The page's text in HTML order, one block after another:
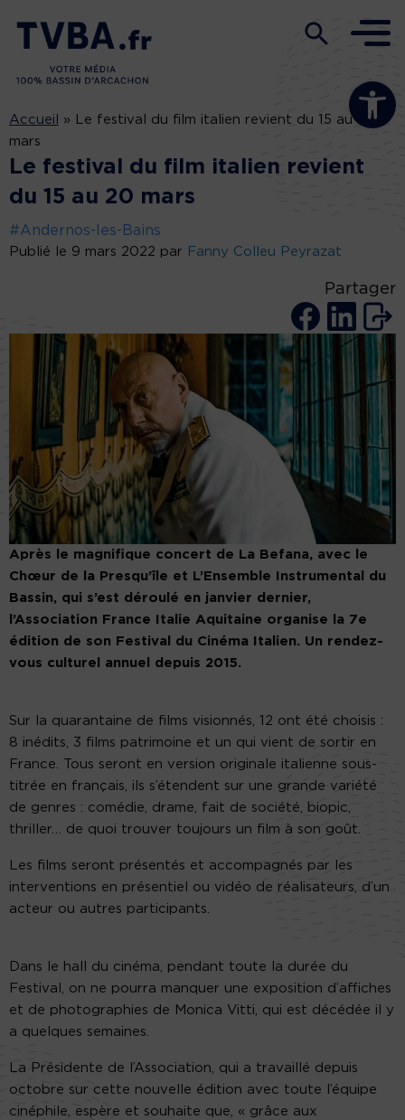
Ouvrir la
Accueil »
Le festival du film italien revient du 15 au 20
mars
Le festival du film italien revient
du 15 au 20 mars
#Andernos-les-Bains
Publié le 9 mars 2022 par Fanny Colleu Peyrazat
Partager
Après le magnifique concert de La Befana, avec le
Chœur de la Presqu’île et L’Ensemble Instrumental du
Bassin, qui s’est déroulé en janvier dernier,
l’Association France Italie Aquitaine organise la 7e
édition de son Festival du Cinéma Italien. Un rendez-
vous culturel annuel depuis 2015.
Sur la quarantaine de films visionnés, 12 ont été choisis :
8 inédits, 3 films patrimoine et un qui vient de sortir en
France. Tous seront en version originale italienne sous-
titrée en français, ils s’étendent sur une grande variété
de genres : comédie, drame, fait de société, biopic,
thriller… de quoi trouver toujours un film à son goût.
Les films seront présentés et accompagnés par les
interventions en présentiel ou vidéo de réalisateurs, d’un
acteur ou autres participants.
Dans le hall du cinéma, pendant toute la durée du
Festival, on ne pourra manquer une exposition d’affiches
et de photographies de Monica Vitti, qui est décédée il y
a quelques semaines.
La Présidente de l’Association, qui a travaillé depuis
octobre sur cette nouvelle édition avec toute l’équipe
cinéphile, espère et souhaite que, « grâce aux